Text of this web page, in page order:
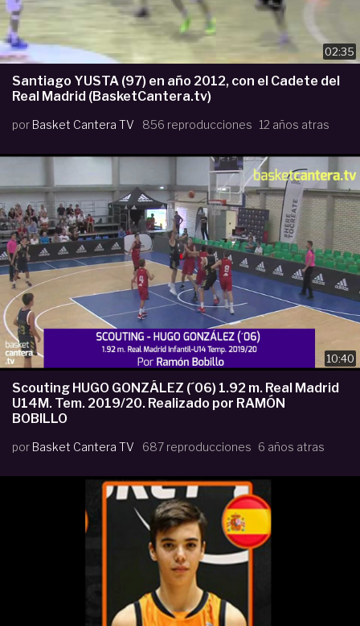
02:35
Santiago YUSTA (97) en año 2012, con el Cadete del
Real Madrid (BasketCantera.tv)
por Basket Cantera TV 856 reproducciones 12 años atras
10:40
Scouting HUGO GONZÁLEZ (´06) 1.92 m. Real Madrid
U14M. Tem. 2019/20. Realizado por RAMÓN
BOBILLO
por Basket Cantera TV 687 reproducciones 6 años atras